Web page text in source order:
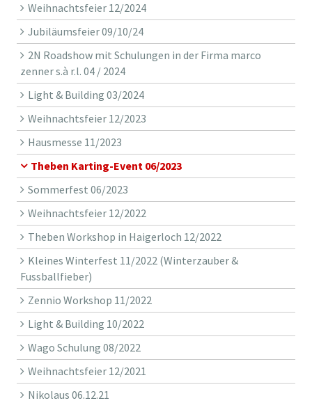
Weihnachtsfeier 12/2024
Jubiläumsfeier 09/10/24
2N Roadshow mit Schulungen in der Firma marco
zenner s.à r.l. 04 / 2024
Light & Building 03/2024
Weihnachtsfeier 12/2023
Hausmesse 11/2023
Theben Karting-Event 06/2023
Sommerfest 06/2023
Weihnachtsfeier 12/2022
Theben Workshop in Haigerloch 12/2022
Kleines Winterfest 11/2022 (Winterzauber &
Fussballfieber)
Zennio Workshop 11/2022
Light & Building 10/2022
Wago Schulung 08/2022
Weihnachtsfeier 12/2021
Nikolaus 06.12.21